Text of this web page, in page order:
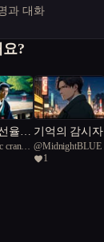
과 대화
?
율,
다
crane
기억의 감시자
@MidnightBLUE
1